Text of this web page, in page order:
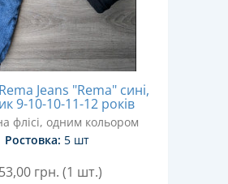
Jeans "Rema" сині,
9-10-10-11-12 років
флісі, одним кольором
Ростовка: 5 шт
грн. (1 шт.)